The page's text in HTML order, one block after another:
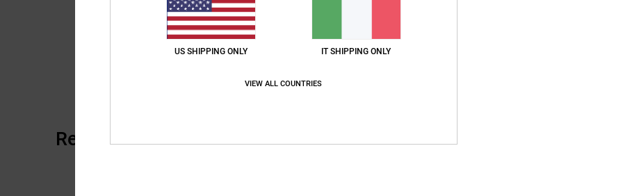
Recensioni dei clienti
US SHIPPING ONLY IT SHIPPING ONLY
VIEW ALL COUNTRIES